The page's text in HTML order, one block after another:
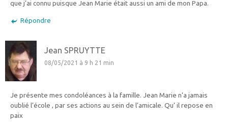
que j’ai connu puisque Jean Marie était aussi un ami de mon Papa.
Répondre
Jean SPRUYTTE
08/05/2021 à 9 h 21 min
Je présente mes condoléances à la famille. Jean Marie n’a jamais
oublié l’école , par ses actions au sein de l’amicale. Qu’ il repose en
paix